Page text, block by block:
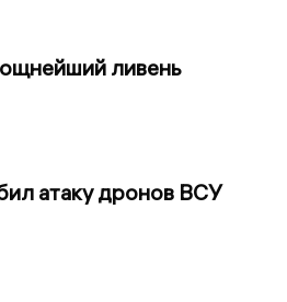
ливень
атаку дронов ВСУ